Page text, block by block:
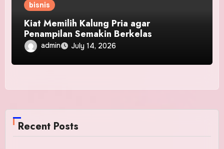
bisnis
Kiat Memilih Kalung Pria agar
Penampilan Semakin Berkelas
admin July 14, 2026
Recent Posts